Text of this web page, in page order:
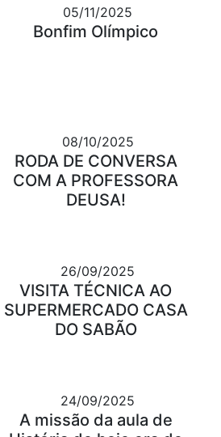
05/11/2025
Bonfim Olímpico
08/10/2025
RODA DE CONVERSA
COM A PROFESSORA
DEUSA!
26/09/2025
VISITA TÉCNICA AO
SUPERMERCADO CASA
DO SABÃO
24/09/2025
A missão da aula de